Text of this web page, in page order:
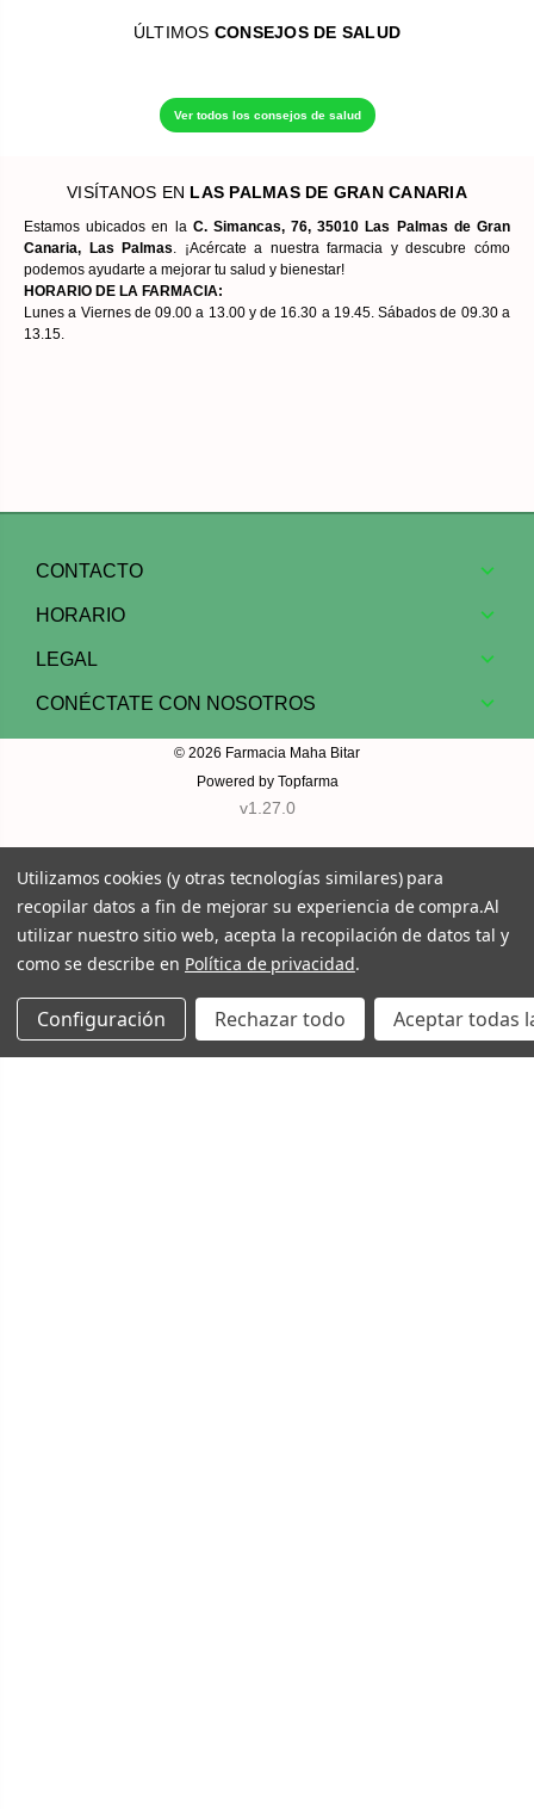
ÚLTIMOS CONSEJOS DE SALUD
Ver todos los consejos de salud
VISÍTANOS EN LAS PALMAS DE GRAN CANARIA
Estamos ubicados en la C. Simancas, 76, 35010 Las Palmas de Gran
Canaria, Las Palmas. ¡Acércate a nuestra farmacia y descubre cómo
podemos ayudarte a mejorar tu salud y bienestar!
HORARIO DE LA FARMACIA:
Lunes a Viernes de 09.00 a 13.00 y de 16.30 a 19.45. Sábados de 09.30 a
13.15.
CONTACTO
HORARIO
LEGAL
CONÉCTATE CON NOSOTROS
© 2026 Farmacia Maha Bitar
Powered by Topfarma
v1.27.0
Utilizamos cookies (y otras tecnologías similares) para
recopilar datos a fin de mejorar su experiencia de compra.Al
utilizar nuestro sitio web, acepta la recopilación de datos tal y
como se describe en Política de privacidad.
Configuración Rechazar todo Aceptar todas